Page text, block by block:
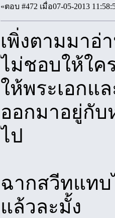
«ตอบ #472 เมื่อ07-05-2013
เพิ่งตามมา
ไม่ชอบให้ใค
ให้พระเอกแ
ออกมาอยู่กั
ไป
ฉากสวีทแท
แล้วละมั้ง